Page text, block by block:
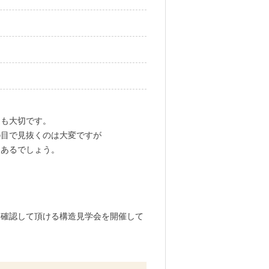
大切です。
で見抜くのは大変ですが
るでしょう。
認して頂ける構造見学会を開催して